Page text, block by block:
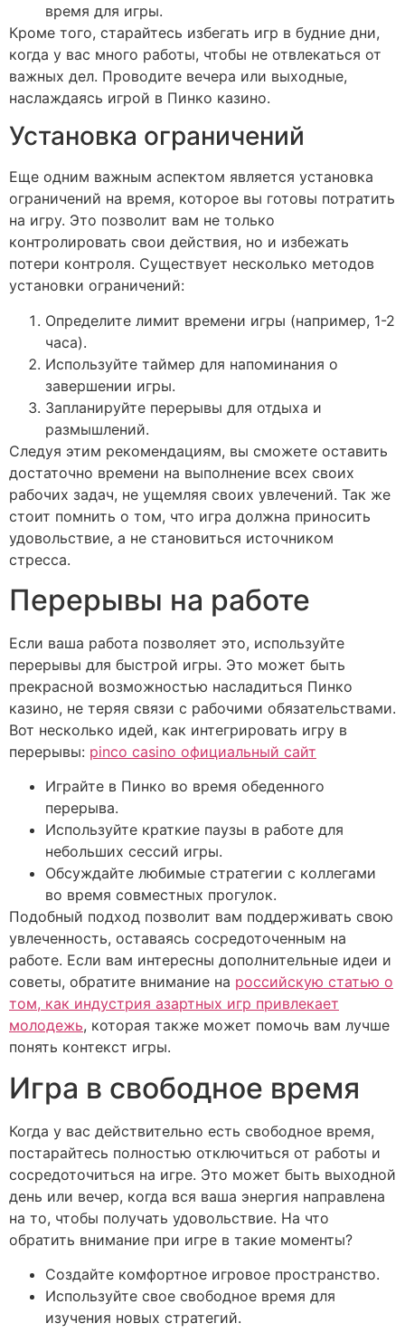
время для игры.
Кроме того, старайтесь избегать игр в будние дни,
когда у вас много работы, чтобы не отвлекаться от
важных дел. Проводите вечера или выходные,
наслаждаясь игрой в Пинко казино.
Установка ограничений
Еще одним важным аспектом является установка
ограничений на время, которое вы готовы потратить
на игру. Это позволит вам не только
контролировать свои действия, но и избежать
потери контроля. Существует несколько методов
установки ограничений:
Определите лимит времени игры (например, 1-2
часа).
Используйте таймер для напоминания о
завершении игры.
Запланируйте перерывы для отдыха и
размышлений.
Следуя этим рекомендациям, вы сможете оставить
достаточно времени на выполнение всех своих
рабочих задач, не ущемляя своих увлечений. Так же
стоит помнить о том, что игра должна приносить
удовольствие, а не становиться источником
стресса.
Перерывы на работе
Если ваша работа позволяет это, используйте
перерывы для быстрой игры. Это может быть
прекрасной возможностью насладиться Пинко
казино, не теряя связи с рабочими обязательствами.
Вот несколько идей, как интегрировать игру в
перерывы: pinco casino официальный сайт
Играйте в Пинко во время обеденного
перерыва.
Используйте краткие паузы в работе для
небольших сессий игры.
Обсуждайте любимые стратегии с коллегами
во время совместных прогулок.
Подобный подход позволит вам поддерживать свою
увлеченность, оставаясь сосредоточенным на
работе. Если вам интересны дополнительные идеи и
советы, обратите внимание на российскую статью о
том, как индустрия азартных игр привлекает
молодежь, которая также может помочь вам лучше
понять контекст игры.
Игра в свободное время
Когда у вас действительно есть свободное время,
постарайтесь полностью отключиться от работы и
сосредоточиться на игре. Это может быть выходной
день или вечер, когда вся ваша энергия направлена
на то, чтобы получать удовольствие. На что
обратить внимание при игре в такие моменты?
Создайте комфортное игровое пространство.
Используйте свое свободное время для
изучения новых стратегий.